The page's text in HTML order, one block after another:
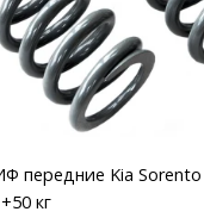
передние Kia Sorento
кг